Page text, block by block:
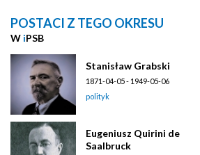
POSTACI Z TEGO OKRESU
W iPSB
Stanisław Grabski
1871-04-05 - 1949-05-06
polityk
Eugeniusz Quirini de
Saalbruck